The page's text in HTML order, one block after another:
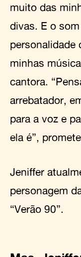
muito das
divas. E o
personalidade
minhas
cantora.
arrebatador,
para a voz e
ela é”,
Jeniffer
personagem
“Verão 90”.